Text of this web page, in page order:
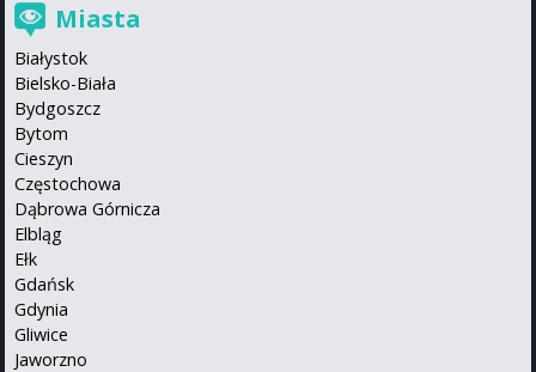
Miasta
Białystok
Bielsko-Biała
Bydgoszcz
Bytom
Cieszyn
Częstochowa
Dąbrowa Górnicza
Elbląg
Ełk
Gdańsk
Gdynia
Gliwice
Jaworzno